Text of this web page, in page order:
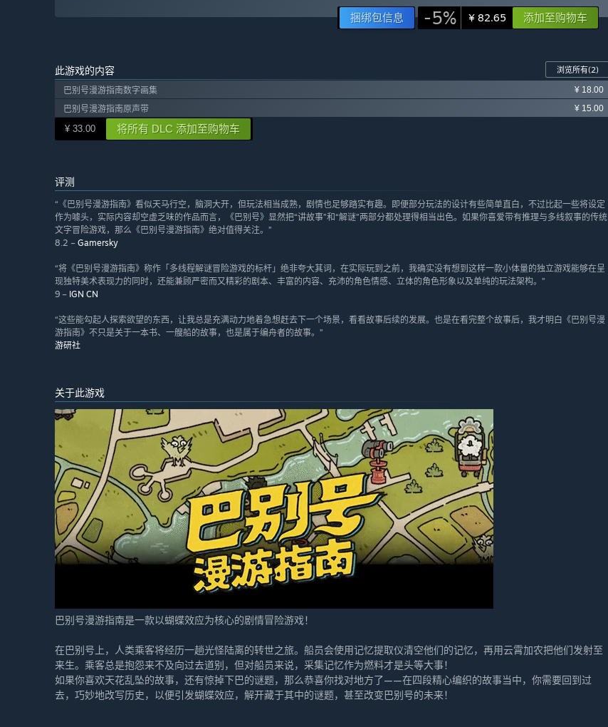
捆绑包信息 -5% ¥ 82.65 添加至购物车
此游戏的内容 浏览所有(2)
巴别号漫游指南数字画集
¥ 18.00
巴别号漫游指南原声带
¥ 15.00
¥ 33.00 将所有 DLC 添加至购物车
评测
“《巴别号漫游指南》看似天马行空，脑洞大开，但玩法相当成熟，剧情也足够踏实有趣。即便部分玩法的设计有些简单直白，不过比起一些将设定
作为噱头，实际内容却空虚乏味的作品而言，《巴别号》显然把“讲故事”和“解谜”两部分都处理得相当出色。如果你喜爱带有推理与多线叙事的传统
文字冒险游戏，那么《巴别号漫游指南》绝对值得关注。”
8.2 – Gamersky
“将《巴别号漫游指南》称作「多线程解谜冒险游戏的标杆」绝非夸大其词，在实际玩到之前，我确实没有想到这样一款小体量的独立游戏能够在呈
现独特美术表现力的同时，还能兼顾严密而又精彩的剧本、丰富的内容、充沛的角色情感、立体的角色形象以及单纯的玩法架构。”
9 – IGN CN
“这些能勾起人探索欲望的东西，让我总是充满动力地着急想赶去下一个场景，看看故事后续的发展。也是在看完整个故事后，我才明白《巴别号漫
游指南》不只是关于一本书、一艘船的故事，也是属于编舟者的故事。”
游研社
关于此游戏
巴别号漫游指南是一款以蝴蝶效应为核心的剧情冒险游戏！
在巴别号上，人类乘客将经历一趟光怪陆离的转世之旅。船员会使用记忆提取仪清空他们的记忆，再用云霄加农把他们发射至
来生。乘客总是抱怨来不及向过去道别，但对船员来说，采集记忆作为燃料才是头等大事！
如果你喜欢天花乱坠的故事，还有惊掉下巴的谜题，那么恭喜你找对地方了——在四段精心编织的故事当中，你需要回到过
去，巧妙地改写历史，以便引发蝴蝶效应，解开藏于其中的谜题，甚至改变巴别号的未来！